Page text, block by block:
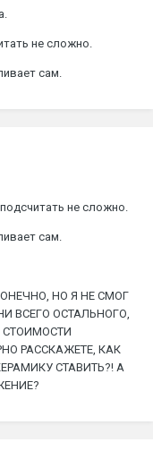
не сложно.
сам.
не сложно.
сам.
НО Я НЕ СМОГ
ВСЕГО ОСТАЛЬНОГО,
РАССКАЖЕТЕ, КАК
СТАВИТЬ?! А